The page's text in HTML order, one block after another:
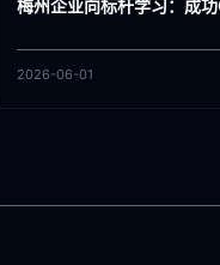
梅州企业向标杆学习：成
2026-06-01